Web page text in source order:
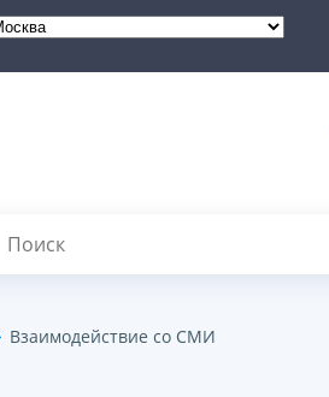
Взаимодействие со СМИ